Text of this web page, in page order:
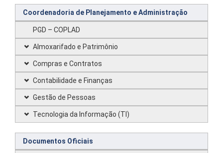
Coordenadoria de Planejamento e Administração
PGD – COPLAD
Almoxarifado e Patrimônio
Compras e Contratos
Contabilidade e Finanças
Gestão de Pessoas
Tecnologia da Informação (TI)
Documentos Oficiais